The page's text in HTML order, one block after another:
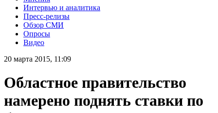
Интервью и аналитика
Пресс-релизы
Обзор СМИ
Опросы
Видео
20 марта 2015, 11:09
Областное правительство
намерено поднять ставки по